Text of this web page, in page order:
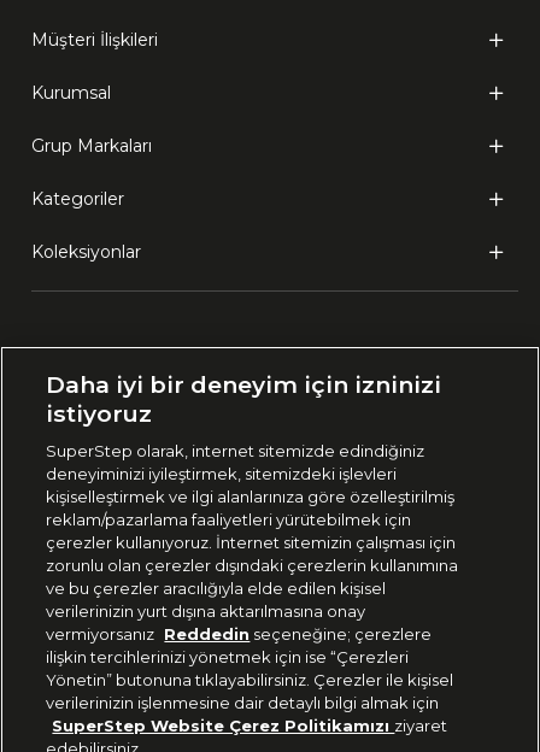
Müşteri İlişkileri
Kurumsal
Grup Markaları
Kategoriler
Koleksiyonlar
🇹🇷 Türkiye
444 37 36
Uygulamadan Takip Edin
Bizi Takip Edin
Daha iyi bir deneyim için izninizi
istiyoruz
SuperStep olarak, internet sitemizde edindiğiniz
deneyiminizi iyileştirmek, sitemizdeki işlevleri
kişiselleştirmek ve ilgi alanlarınıza göre özelleştirilmiş
reklam/pazarlama faaliyetleri yürütebilmek için
çerezler kullanıyoruz. İnternet sitemizin çalışması için
zorunlu olan çerezler dışındaki çerezlerin kullanımına
ve bu çerezler aracılığıyla elde edilen kişisel
verilerinizin yurt dışına aktarılmasına onay
vermiyorsanız Reddedin seçeneğine; çerezlere
ilişkin tercihlerinizi yönetmek için ise “Çerezleri
Yönetin” butonuna tıklayabilirsiniz. Çerezler ile kişisel
verilerinizin işlenmesine dair detaylı bilgi almak için
SuperStep Website Çerez Politikamızı ziyaret